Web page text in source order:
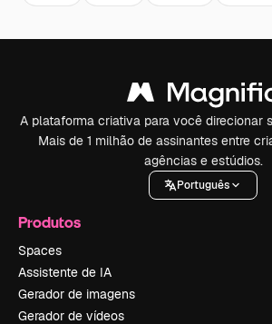
A plataforma criativa para você direcionar
Mais de 1 milhão de assinantes entre
agências e estúdios.
Português
Produtos
Spaces
Assistente de IA
Gerador de imagens
Gerador de vídeos